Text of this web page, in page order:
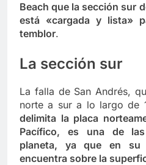
Beach que la sección sur
está «cargada y lista»
temblor.
La sección sur
La falla de San Andrés,
norte a sur a lo largo de
delimita la placa
Pacífico, es una de
planeta, ya que en su
encuentra sobre la